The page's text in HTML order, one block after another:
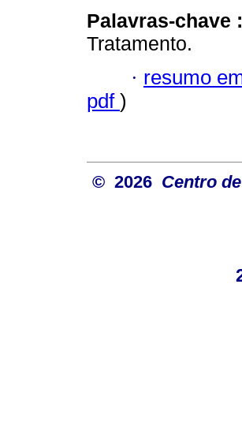
Palavras-chave :
Tratamento.
· resumo
pdf )
© 2026 Centro